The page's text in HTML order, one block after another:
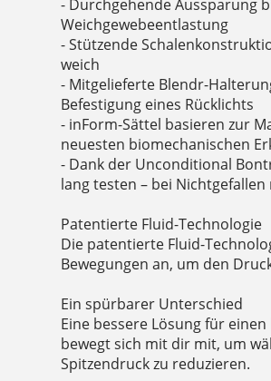
- Durchgehende Aussparung
Weichgewebeentlastung
- Stützende
weich
- Mitgelieferte Blendr-
Befestigung eines Rücklichts
- inForm-Sättel basieren zur
neuesten biomechanischen
- Dank der Unconditional
lang testen – bei
Patentierte Fluid-Technologie
Die patentierte Fluid-
Bewegungen an, um den
Ein spürbarer Unterschied
Eine bessere Lösung für
bewegt sich mit dir mit, um
Spitzendruck zu reduzieren.